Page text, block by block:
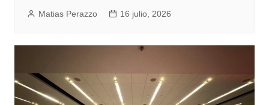
Matias Perazzo 16 julio, 2026